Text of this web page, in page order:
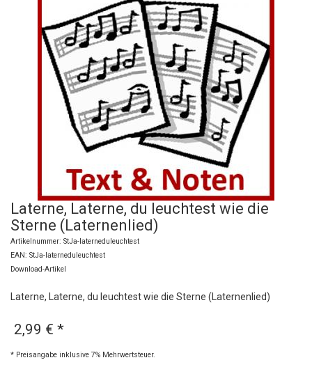
Laterne, Laterne, du leuchtest wie die
Sterne (Laternenlied)
Artikelnummer: StJa-laterneduleuchtest
EAN: StJa-laterneduleuchtest
Download-Artikel
Laterne, Laterne, du leuchtest wie die Sterne (Laternenlied)
2,99 € *
* Preisangabe inklusive 7% Mehrwertsteuer.